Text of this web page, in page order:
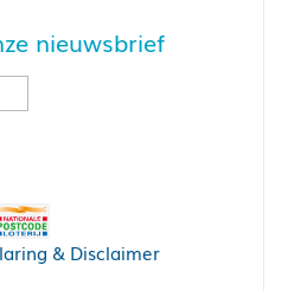
nieuwsbrief
& Disclaimer